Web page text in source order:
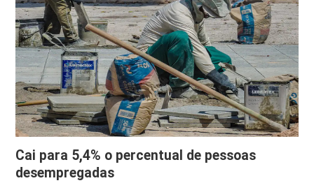
Cai para 5,4% o percentual de pessoas
desempregadas